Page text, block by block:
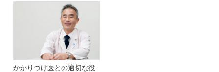
かかりつけ医との適切な役